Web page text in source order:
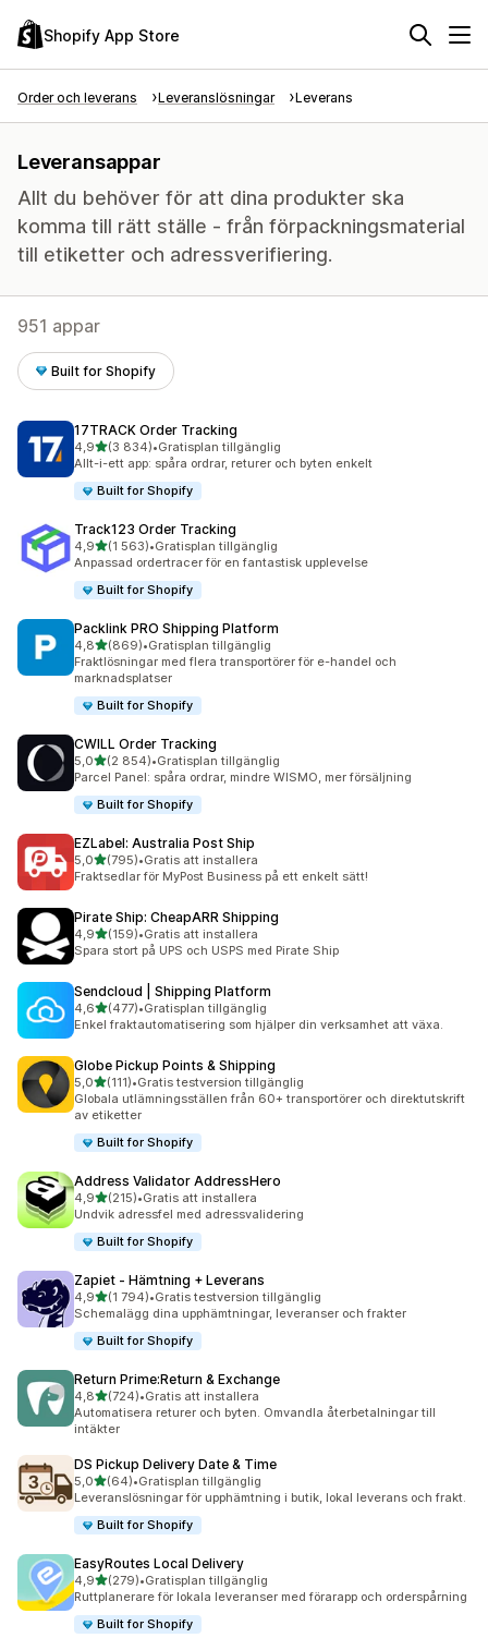
Shopify App Store
Order och leverans Leveranslösningar Leverans
Leveransappar
Allt du behöver för att dina produkter ska
komma till rätt ställe - från förpackningsmaterial
till etiketter och adressverifiering.
951 appar
Built for Shopify
17TRACK Order Tracking
4,9av 5 stjärnor
(3 834)
3834 recensioner totalt
•Gratisplan tillgänglig
Allt-i-ett app: spåra ordrar, returer och byten enkelt
Built for Shopify
Track123 Order Tracking
4,9av 5 stjärnor
(1 563)
1563 recensioner totalt
•Gratisplan tillgänglig
Anpassad ordertracer för en fantastisk upplevelse
Built for Shopify
Packlink PRO Shipping Platform
4,8av 5 stjärnor
(869)
869 recensioner totalt
•Gratisplan tillgänglig
Fraktlösningar med flera transportörer för e-handel och
marknadsplatser
Built for Shopify
CWILL Order Tracking
5,0av 5 stjärnor
(2 854)
2854 recensioner totalt
•Gratisplan tillgänglig
Parcel Panel: spåra ordrar, mindre WISMO, mer försäljning
Built for Shopify
EZLabel: Australia Post Ship
5,0av 5 stjärnor
(795)
795 recensioner totalt
•Gratis att installera
Fraktsedlar för MyPost Business på ett enkelt sätt!
Pirate Ship: CheapARR Shipping
4,9av 5 stjärnor
(159)
159 recensioner totalt
•Gratis att installera
Spara stort på UPS och USPS med Pirate Ship
Sendcloud | Shipping Platform
4,6av 5 stjärnor
(477)
477 recensioner totalt
•Gratisplan tillgänglig
Enkel fraktautomatisering som hjälper din verksamhet att växa.
Globe Pickup Points & Shipping
5,0av 5 stjärnor
(111)
111 recensioner totalt
•Gratis testversion tillgänglig
Globala utlämningsställen från 60+ transportörer och direktutskrift
av etiketter
Built for Shopify
Address Validator AddressHero
4,9av 5 stjärnor
(215)
215 recensioner totalt
•Gratis att installera
Undvik adressfel med adressvalidering
Built for Shopify
Zapiet ‑ Hämtning + Leverans
4,9av 5 stjärnor
(1 794)
1794 recensioner totalt
•Gratis testversion tillgänglig
Schemalägg dina upphämtningar, leveranser och frakter
Built for Shopify
Return Prime:Return & Exchange
4,8av 5 stjärnor
(724)
724 recensioner totalt
•Gratis att installera
Automatisera returer och byten. Omvandla återbetalningar till
intäkter
DS Pickup Delivery Date & Time
5,0av 5 stjärnor
(64)
64 recensioner totalt
•Gratisplan tillgänglig
Leveranslösningar för upphämtning i butik, lokal leverans och frakt.
Built for Shopify
EasyRoutes Local Delivery
4,9av 5 stjärnor
(279)
279 recensioner totalt
•Gratisplan tillgänglig
Ruttplanerare för lokala leveranser med förarapp och orderspårning
Built for Shopify